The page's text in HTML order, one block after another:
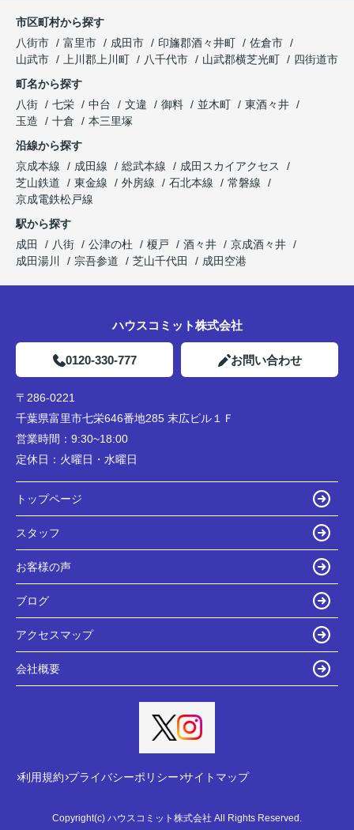
市区町村から探す
八街市
富里市 成田市 印旛郡酒々井町
佐倉市
山武市
上川郡上川町 八千代市 山武郡横芝光町
四街道市
町名から探す
八街
七栄 中台 文違 御料 並木町
東酒々井
玉造
十倉
本三里塚
沿線から探す
京成本線
成田線 総武本線
成田スカイアクセス
芝山鉄道
東金線 外房線 石北本線
常磐線
京成電鉄松戸線
駅から探す
成田
八街 公津の杜 榎戸 酒々井
京成酒々井
成田湯川
宗吾参道 芝山千代田 成田空港
ハウスコミット株式会社
0120-330-777 お問い合わせ
〒286-0221
千葉県富里市七栄646番地285 末広ビル１Ｆ
営業時間： 9:30~18:00
定休日： 火曜日・水曜日
トップページ
スタッフ
お客様の声
ブログ
アクセスマップ
会社概要
利用規約 プライバシーポリシー サイトマップ
Copyright(c) ハウスコミット株式会社 All Rights Reserved.